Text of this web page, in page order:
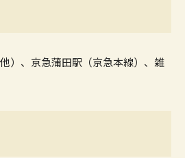
）、京急蒲田駅（京急本線）、雑